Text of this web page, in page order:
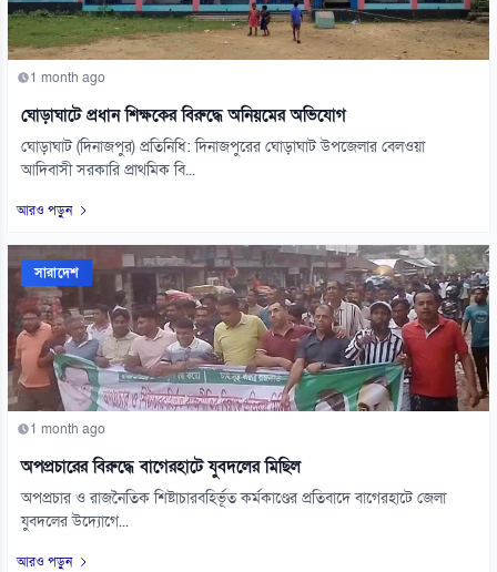
1 month ago
ঘোড়াঘাটে প্রধান শিক্ষকের বিরুদ্ধে অনিয়মের অভিযোগ
ঘোড়াঘাট (দিনাজপুর) প্রতিনিধি: দিনাজপুরের ঘোড়াঘাট উপজেলার বেলওয়া
আদিবাসী সরকারি প্রাথমিক বি...
আরও পড়ুন
সারাদেশ
1 month ago
অপপ্রচারের বিরুদ্ধে বাগেরহাটে যুবদলের মিছিল
অপপ্রচার ও রাজনৈতিক শিষ্টাচারবহির্ভূত কর্মকাণ্ডের প্রতিবাদে বাগেরহাটে জেলা
যুবদলের উদ্যোগে...
আরও পড়ুন